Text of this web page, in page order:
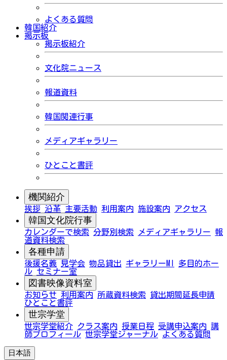
よくある質問
韓国紹介
掲示板
掲示板紹介
文化院ニュース
報道資料
韓国関連行事
メディアギャラリー
ひとこと書評
機関紹介
挨拶 沿革 主要活動 利用案内 施設案内 アクセス
韓国文化院行事
カレンダーで検索 分野別検索 メディアギャラリー 報
道資料検索
各種申請
後援名義 見学会 物品貸出 ギャラリーMI
多目的ホー
ル セミナー室
図書映像資料室
お知らせ 利用案内 所蔵資料検索
貸出期間延長申請
ひとこと書評
世宗学堂
世宗学堂紹介 クラス案内 授業日程 受講申込案内 講
師プロフィール 世宗学堂ジャーナル よくある質問
日本語